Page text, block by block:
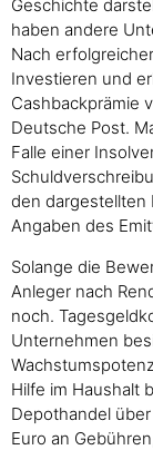
Geschichte
haben andere
Nach
Investieren und
Cashbackprämie
Deutsche Post.
Falle einer
den dargestellten
Angaben des
Solange die
Anleger nach
noch.
Unternehmen
Hilfe im Haushalt
Depothandel
Euro an